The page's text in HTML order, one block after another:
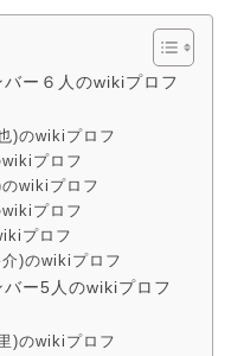
ー６人のwikiプロフ
)のwikiプロフ
プロフ
wikiプロフ
プロフ
プロフ
)のwikiプロフ
バー5人のwikiプロフ
)のwikiプロフ